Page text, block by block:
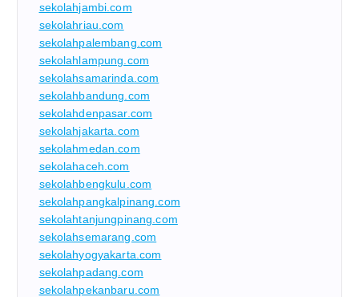
sekolahjambi.com
sekolahriau.com
sekolahpalembang.com
sekolahlampung.com
sekolahsamarinda.com
sekolahbandung.com
sekolahdenpasar.com
sekolahjakarta.com
sekolahmedan.com
sekolahaceh.com
sekolahbengkulu.com
sekolahpangkalpinang.com
sekolahtanjungpinang.com
sekolahsemarang.com
sekolahyogyakarta.com
sekolahpadang.com
sekolahpekanbaru.com